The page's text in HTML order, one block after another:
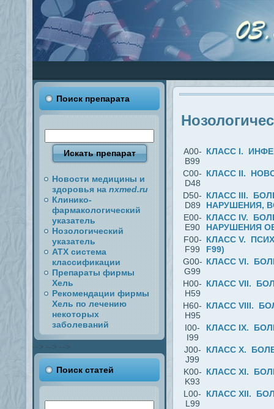
Поиск препарата
Новости медицины и
здоровья наnxmed.ru
Клинико-
фармакологический
указатель
Нозологический
указатель
АТХ система
классификации
Препараты фирмы
Хель
Рекомендации фирмы
Хель по лечению
некоторых
заболеваний
--> --> -->
Поиск статей
A00-
B99
КЛАСС I.
C00-
D48
КЛАСС II.
D50-
D89
КЛАСС III.
НАРУШЕНИЯ,
E00-
E90
КЛАСС IV.
НАРУШЕНИЯ
F00-
F99
КЛАСС V.
F99)
G00-
G99
КЛАСС VI.
H00-
H59
КЛАСС VII.
H60-
H95
КЛАСС VIII.
I00-
I99
КЛАСС IX.
J00-
J99
КЛАСС X.
K00-
K93
КЛАСС XI.
L00-
L99
КЛАСС XII.